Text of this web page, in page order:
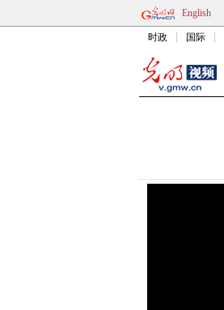
English
时政 国际